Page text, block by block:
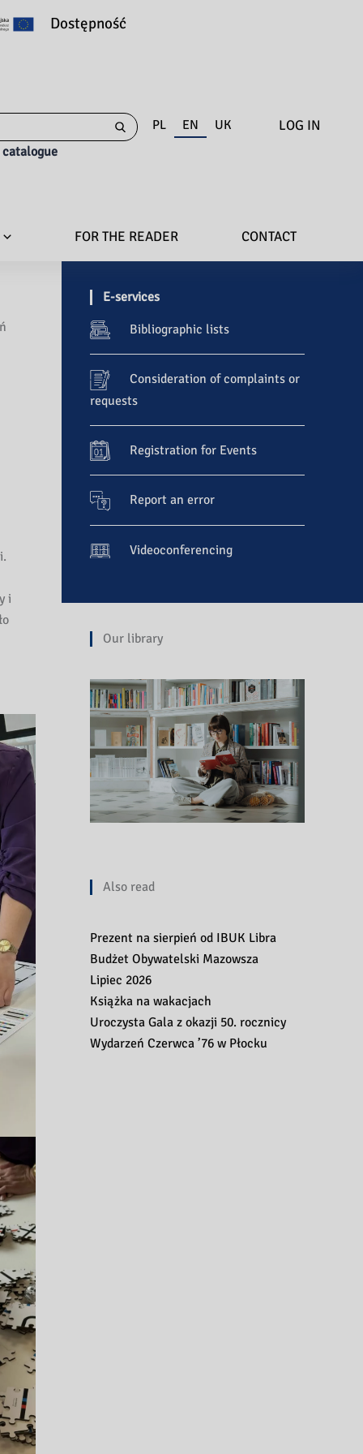
Dostępność
PL EN UK LOG IN
FOR THE READER CONTACT
i
E-services
Bibliographic lists
Consideration of complaints or
requests
Registration for Events
Report an error
Videoconferencing
Our library
Also read
Prezent na sierpień od IBUK Libra
Budżet Obywatelski Mazowsza
Lipiec 2026
Książka na wakacjach
Uroczysta Gala z okazji 50. rocznicy
Wydarzeń Czerwca ’76 w Płocku